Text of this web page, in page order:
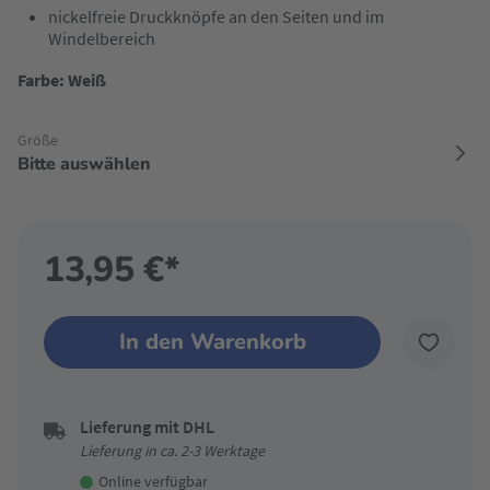
nickelfreie Druckknöpfe an den Seiten und im
Windelbereich
Farbe: Weiß
Größe
Bitte auswählen
13,95 €*
In den Warenkorb
Lieferung mit DHL
Lieferung in ca. 2-3 Werktage
Online verfügbar